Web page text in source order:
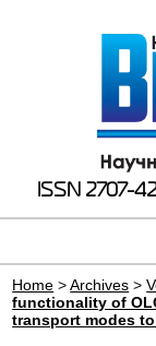
ISSN 2707-
Home >Archives >
functionality of
transport modes